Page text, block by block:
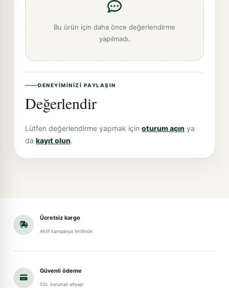
Bu ürün için daha önce değerlendirme
yapılmadı.
DENEYIMINIZI PAYLAŞIN
Değerlendir
Lütfen değerlendirme yapmak için oturum açın ya
da kayıt olun.
Ücretsiz kargo
Aktif kampanya limitinde
Güvenli ödeme
SSL korumalı altyapı